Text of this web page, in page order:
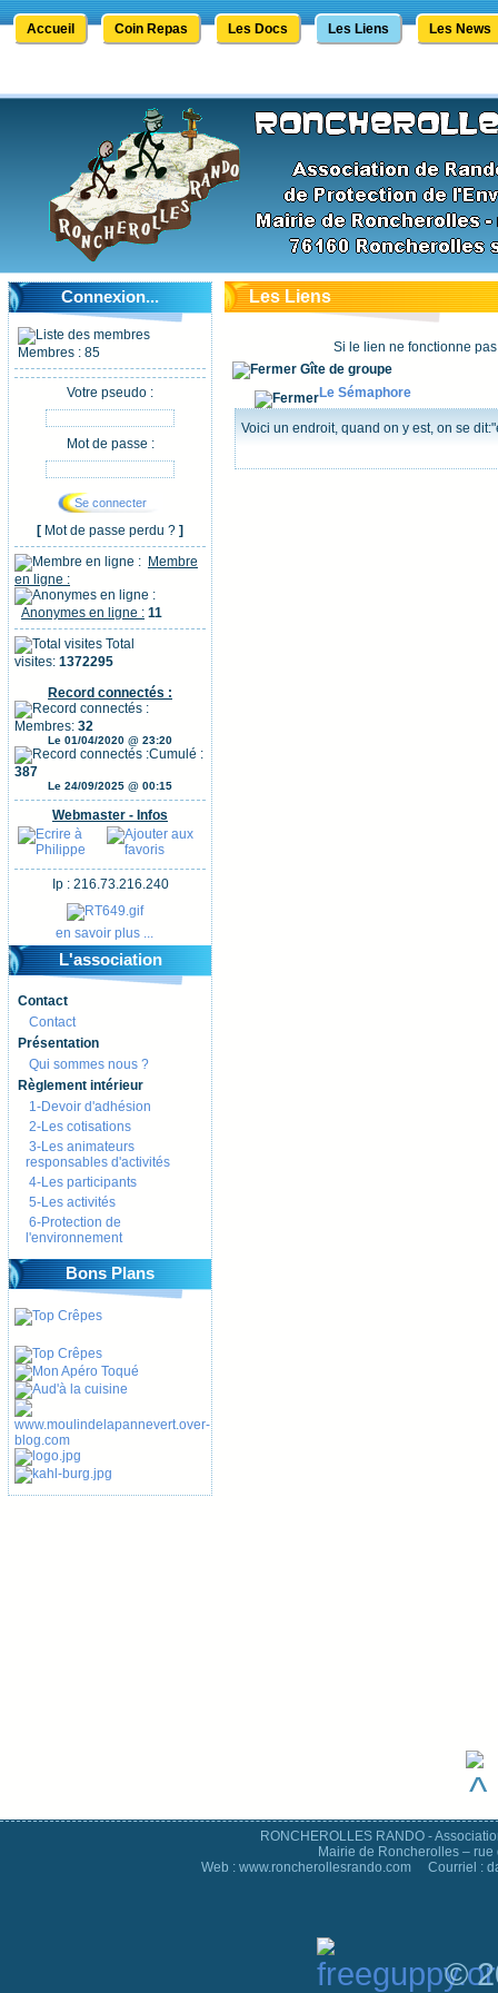
Accueil Coin Repas Les Docs Les Liens Les News
Connexion...
Membres : 85
Votre pseudo :
Mot de passe :
[ Mot de passe perdu ? ]
Membre
en ligne :
Anonymes en ligne : 11
Total
visites: 1372295
Record connectés :
Membres: 32
Le 01/04/2020 @ 23:20
Cumulé :
387
Le 24/09/2025 @ 00:15
Webmaster - Infos
Ip : 216.73.216.240
en savoir plus ...
L'association
Contact
Contact
Présentation
Qui sommes nous ?
Règlement intérieur
1-Devoir d'adhésion
2-Les cotisations
3-Les animateurs
responsables d'activités
4-Les participants
5-Les activités
6-Protection de
l'environnement
Bons Plans
Les Liens
Si le lien ne fonctionne
Gîte de groupe
Le Sémaphore
Voici un endroit, quand on y est, on se
RONCHEROLLES RANDO -
Mairie de Roncherolles –
Web : www.roncherollesrando.com Courriel :
©